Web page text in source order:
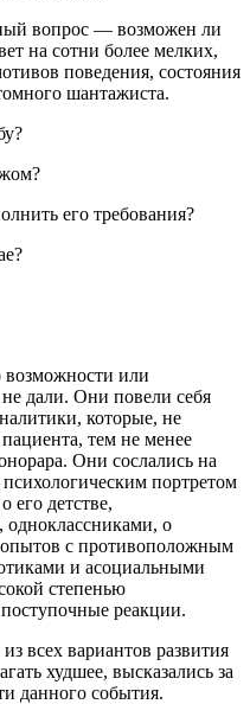
вопрос — возможен ли
на сотни более мелких,
поведения, состояния
шантажиста.
его требования?
возможности или
дали. Они повели себя
которые, не
тем не менее
Они сослались на
портретом
его детстве,
одноклассниками, о
опытов с противоположным
и асоциальными
степенью
реакции.
всех вариантов развития
худшее, высказались за
данного события.